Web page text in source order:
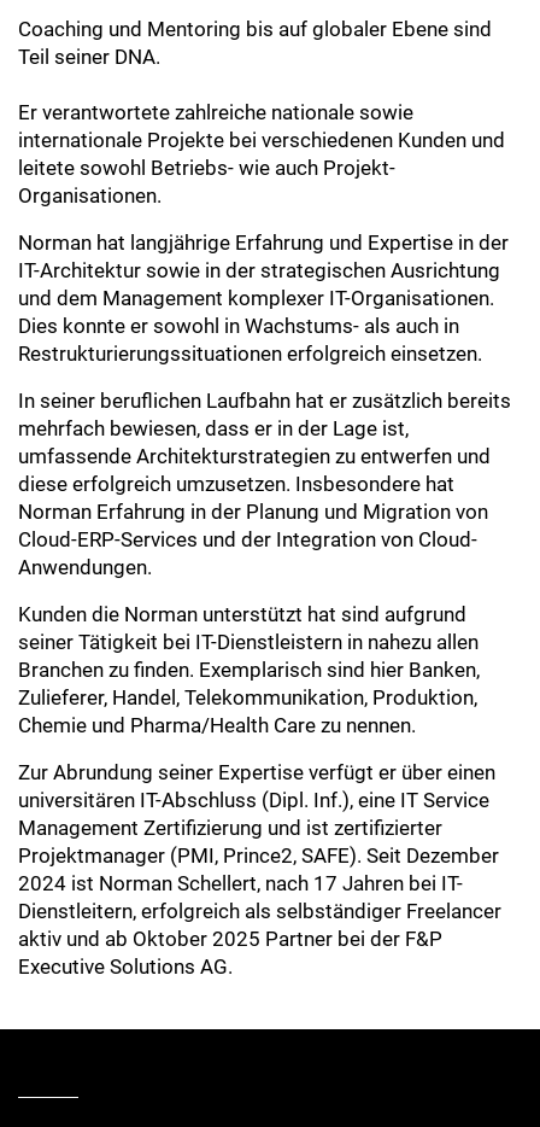
Coaching und Mentoring bis auf globaler Ebene sind
Teil seiner DNA.
Er verantwortete zahlreiche nationale sowie
internationale Projekte bei verschiedenen Kunden und
leitete sowohl Betriebs- wie auch Projekt-
Organisationen.
Norman hat langjährige Erfahrung und Expertise in der
IT-Architektur sowie in der strategischen Ausrichtung
und dem Management komplexer IT-Organisationen.
Dies konnte er sowohl in Wachstums- als auch in
Restrukturierungssituationen erfolgreich einsetzen.
In seiner beruflichen Laufbahn hat er zusätzlich bereits
mehrfach bewiesen, dass er in der Lage ist,
umfassende Architekturstrategien zu entwerfen und
diese erfolgreich umzusetzen. Insbesondere hat
Norman Erfahrung in der Planung und Migration von
Cloud-ERP-Services und der Integration von Cloud-
Anwendungen.
Kunden die Norman unterstützt hat sind aufgrund
seiner Tätigkeit bei IT-Dienstleistern in nahezu allen
Branchen zu finden. Exemplarisch sind hier Banken,
Zulieferer, Handel, Telekommunikation, Produktion,
Chemie und Pharma/Health Care zu nennen.
Zur Abrundung seiner Expertise verfügt er über einen
universitären IT-Abschluss (Dipl. Inf.), eine IT Service
Management Zertifizierung und ist zertifizierter
Projektmanager (PMI, Prince2, SAFE). Seit Dezember
2024 ist Norman Schellert, nach 17 Jahren bei IT-
Dienstleitern, erfolgreich als selbständiger Freelancer
aktiv und ab Oktober 2025 Partner bei der F&P
Executive Solutions AG.